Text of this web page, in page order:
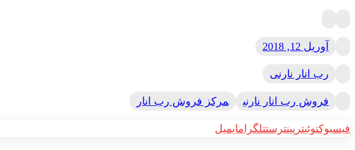
آوریل 12, 2018
رب انار نارنی
فروش رب انار نارنی مرکز فروش رب انار
فیسبوکتوئیتر پینترستتلگرامایمیل